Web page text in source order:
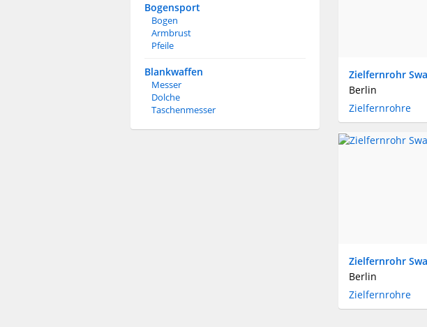
Bogensport
Bogen
Armbrust
Pfeile
Blankwaffen
Messer
Dolche
Taschenmesser
Berlin
Zielfernrohre
Berlin
Zielfernrohre